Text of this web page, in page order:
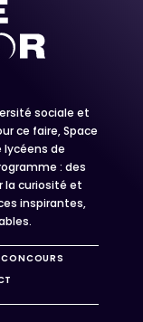
sociale et
ce faire, Space
lycéens de
: des
la curiosité et
inspirantes,
CONCOURS